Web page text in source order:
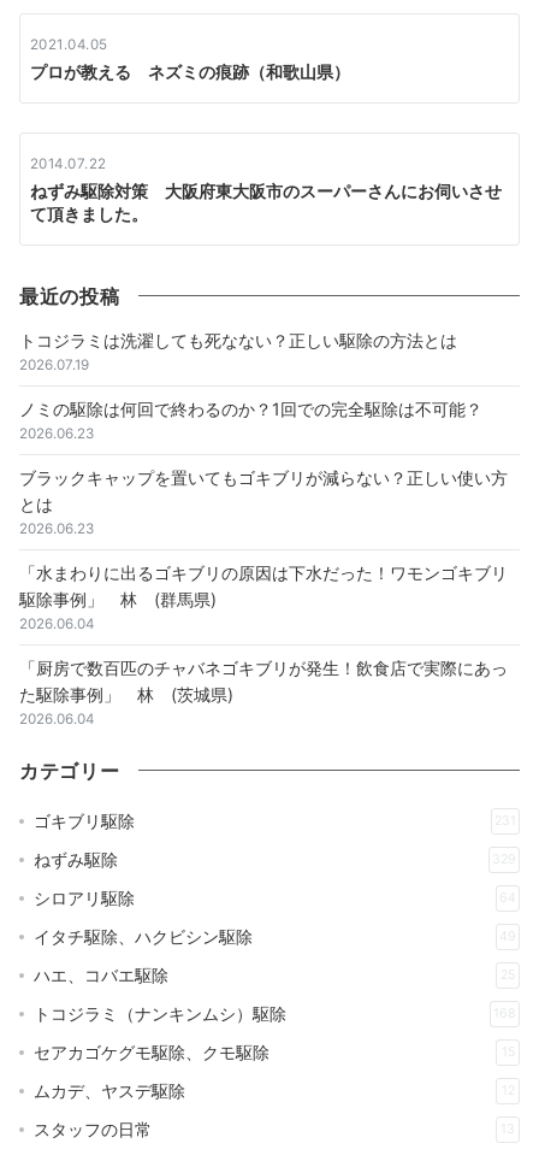
2021.04.05
プロが教える ネズミの痕跡（和歌山県）
2014.07.22
ねずみ駆除対策 大阪府東大阪市のスーパーさんにお伺いさせ
て頂きました。
最近の投稿
トコジラミは洗濯しても死なない？正しい駆除の方法とは
2026.07.19
ノミの駆除は何回で終わるのか？1回での完全駆除は不可能？
2026.06.23
ブラックキャップを置いてもゴキブリが減らない？正しい使い方
とは
2026.06.23
「水まわりに出るゴキブリの原因は下水だった！ワモンゴキブリ
駆除事例」 林 (群馬県)
2026.06.04
「厨房で数百匹のチャバネゴキブリが発生！飲食店で実際にあっ
た駆除事例」 林 (茨城県)
2026.06.04
カテゴリー
ゴキブリ駆除 231
ねずみ駆除 329
シロアリ駆除 64
イタチ駆除、ハクビシン駆除 49
ハエ、コバエ駆除 25
トコジラミ（ナンキンムシ）駆除 168
セアカゴケグモ駆除、クモ駆除 15
ムカデ、ヤスデ駆除 12
スタッフの日常